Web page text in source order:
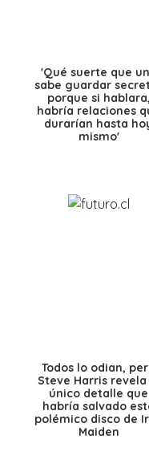
'Qué suerte que
sabe guardar
porque si hablara,
habría relaciones
durarían hasta
mismo'
Todos lo odian,
Steve Harris revela
único detalle que
habría salvado
polémico disco de
Maiden